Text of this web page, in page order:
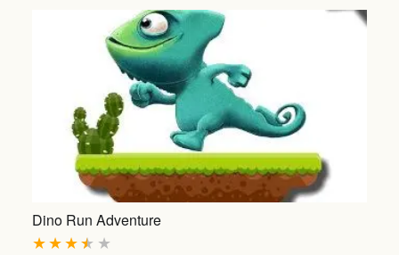
Dino Run Adventure
★
★
★
★
★